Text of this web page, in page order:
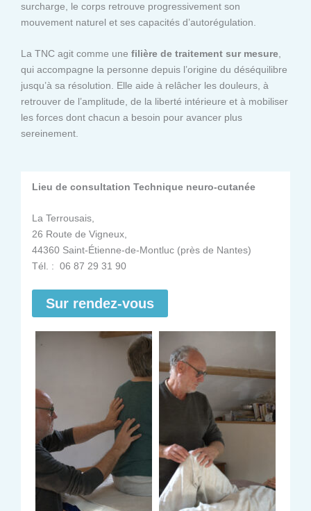
surcharge, le corps retrouve progressivement son
mouvement naturel et ses capacités d’autorégulation.
La TNC agit comme une filière de traitement sur mesure,
qui accompagne la personne depuis l’origine du déséquilibre
jusqu’à sa résolution. Elle aide à relâcher les douleurs, à
retrouver de l’amplitude, de la liberté intérieure et à mobiliser
les forces dont chacun a besoin pour avancer plus
sereinement.
Lieu de consultation Technique neuro-cutanée
La Terrousais,
26 Route de Vigneux,
44360 Saint-Étienne-de-Montluc (près de Nantes)
Tél. : 06 87 29 31 90
Sur rendez-vous